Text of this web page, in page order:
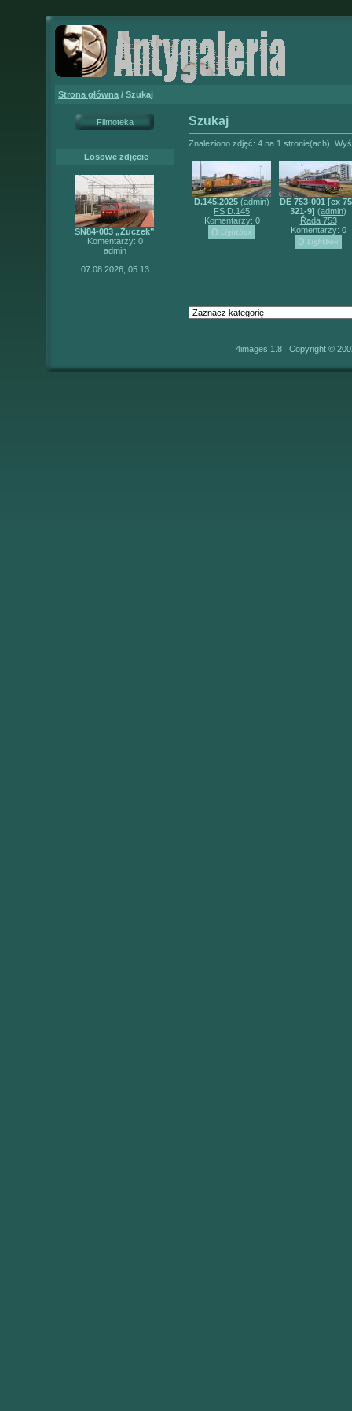
Strona główna / Szukaj
Filmoteka
Losowe zdjęcie
SN84-003 „Żuczek”
Komentarzy: 0
admin
07.08.2026, 05:13
Szukaj
Znaleziono zdjęć: 4 na 1 stronie(ach).
D.145.2025 (admin)
FS D.145
Komentarzy: 0
DE 753-001 [ex
321-9] (admin)
Řada 753
Komentarzy: 0
4images 1.8 Copyright ©